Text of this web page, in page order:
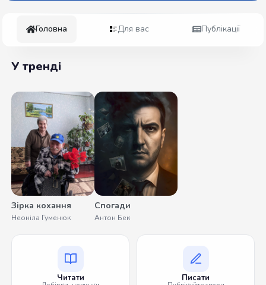
Головна Для вас Публікації
У тренді
Зірка кохання
Неоніла Гуменюк
Спогади
Антон Бек
Читати Писати